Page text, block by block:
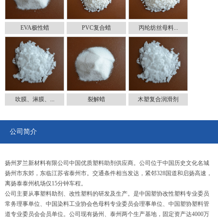
EVA极性蜡 PVC复合蜡 丙纶纺丝母料...
吹膜、淋膜、... 裂解蜡 木塑复合润滑剂
公司简介
扬州罗兰新材料有限公司中国优质塑料助剂供应商。公司位于中国历史文化名城
扬州市东郊，东临江苏省泰州市。交通条件相当发达，紧邻328国道和启扬高速，
离扬泰泰州机场仅15分钟车程。
公司主要从事塑料助剂、改性塑料的研发及生产。是中国塑协改性塑料专业委员
常务理事单位、中国染料工业协会色母料专业委员会理事单位、中国塑协塑料管
道专业委员会会员单位。公司现有扬州、泰州两个生产基地，固定资产达4000万